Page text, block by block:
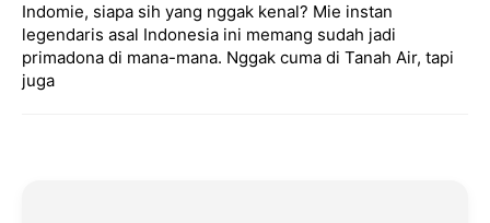
Indomie, siapa sih yang nggak kenal? Mie instan
legendaris asal Indonesia ini memang sudah jadi
primadona di mana-mana. Nggak cuma di Tanah Air, tapi
juga